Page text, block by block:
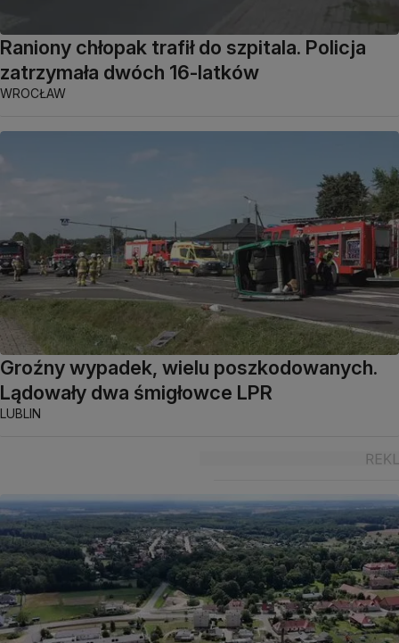
Raniony chłopak trafił do szpitala. Policja
zatrzymała dwóch 16-latków
WROCŁAW
Groźny wypadek, wielu poszkodowanych.
Lądowały dwa śmigłowce LPR
LUBLIN